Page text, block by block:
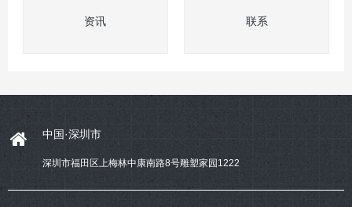
资讯 联系
中国·深圳市
深圳市福田区上梅林中康南路8号雕塑家园1222